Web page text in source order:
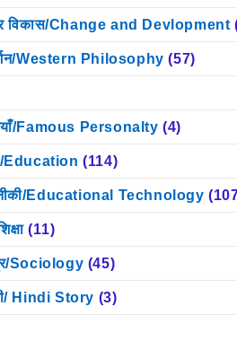
विकास/Change and Devlopment
Western Philosophy (57)
Famous Personalty (4)
Education (114)
Educational Technology
(11)
Sociology (45)
Hindi Story (3)